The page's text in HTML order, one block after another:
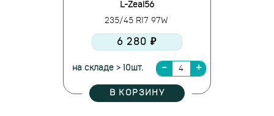
L-Zeal56
235/45 R17 97W
6 280 ₽
на складе > 10шт.
В КОРЗИНУ